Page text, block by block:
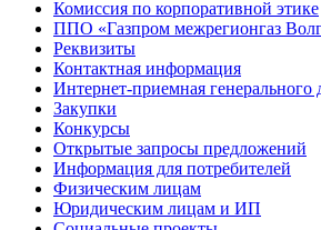
Комиссия по корпоративной этике
ППО «Газпром межрегионгаз
Реквизиты
Контактная информация
Интернет-приемная генерального
Закупки
Конкурсы
Открытые запросы предложений
Информация для потребителей
Физическим лицам
Юридическим лицам и ИП